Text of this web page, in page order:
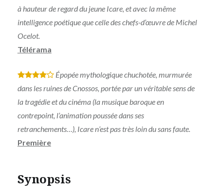
à hauteur de regard du jeune Icare, et avec la même
intelligence poétique que celle des chefs-d’œuvre de Michel
Ocelot.
Télérama
* * * *
Épopée mythologique chuchotée, murmurée
dans les ruines de Cnossos, portée par un véritable sens de
la tragédie et du cinéma (la musique baroque en
contrepoint, l’animation poussée dans ses
retranchements…), Icare n’est pas très loin du sans faute.
Première
Synopsis